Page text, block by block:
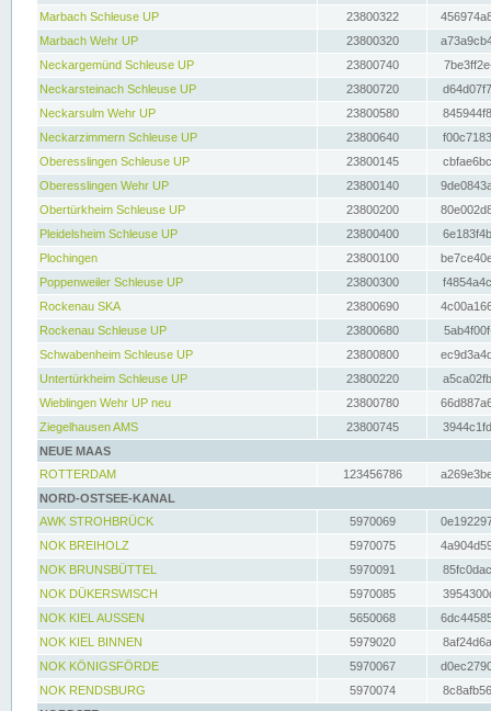
Marbach Schleuse UP
23800322
Marbach Wehr UP
23800320
Neckargemünd Schleuse UP
23800740
Neckarsteinach Schleuse UP
23800720
Neckarsulm Wehr UP
23800580
Neckarzimmern Schleuse UP
23800640
Oberesslingen Schleuse UP
23800145
Oberesslingen Wehr UP
23800140
Obertürkheim Schleuse UP
23800200
Pleidelsheim Schleuse UP
23800400
Plochingen
23800100
Poppenweiler Schleuse UP
23800300
Rockenau SKA
23800690
Rockenau Schleuse UP
23800680
Schwabenheim Schleuse UP
23800800
Untertürkheim Schleuse UP
23800220
Wieblingen Wehr UP neu
23800780
Ziegelhausen AMS
23800745
NEUE MAAS
ROTTERDAM
123456786
NORD-OSTSEE-KANAL
AWK STROHBRÜCK
5970069
NOK BREIHOLZ
5970075
NOK BRUNSBÜTTEL
5970091
NOK DÜKERSWISCH
5970085
NOK KIEL AUSSEN
5650068
NOK KIEL BINNEN
5979020
NOK KÖNIGSFÖRDE
5970067
NOK RENDSBURG
5970074